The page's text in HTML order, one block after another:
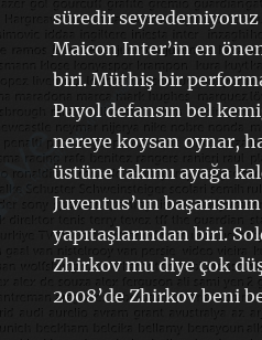
süredir
Maicon Inter’in en
biri. Müthiş bir
Puyol defansın bel
nereye koysan oynar,
üstüne takımı ayağa
Juventus’un
yapıtaşlarından biri.
Zhirkov mu diye çok
2008’de Zhirkov beni